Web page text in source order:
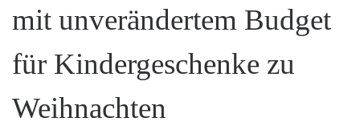
mit unverändertem Budget
für Kindergeschenke zu
Weihnachten